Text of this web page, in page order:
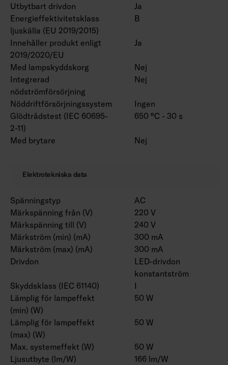
För produkten 4338618 i produktserien finns
ett EPD-dokument tillgängligt.
Ljusflödespaket är tillgängliga på
projektspecifik basis. Olika längder kan
anpassas efter dina behov. Armaturen finns
med olika linsalternativ. RAL Classic-färger för
höljet finns att beställa. Färgtemperatur 3000
K och CRI > 90 / Ra > 90 och projektspecifika
installationsmetoden. Versioner med
rampfästen.
Utbytbart drivdon
Ja
Energieffektivitetsklass
ljuskälla (EU 2019/2015)
B
Innehåller produkt enligt
2019/2020/EU
Ja
Med lampskyddskorg
Nej
Integrerad
nödströmförsörjning
Nej
Nöddriftförsörjningssystem
Ingen
Glödtrådstest (IEC 60695-
2-11)
650 °C - 30 s
Med brytare Nej
Elektrotekniska data
Spänningstyp
AC
Märkspänning från (V)
220 V
Märkspänning till (V)
240 V
Märkström (min) (mA)
300 mA
Märkström (max) (mA)
300 mA
Drivdon
LED-drivdon
konstantström
Skyddsklass (IEC 61140)
I
Lämplig för lampeffekt
(min) (W)
50 W
Lämplig för lampeffekt
(max) (W)
50 W
Max. systemeffekt (W)
50 W
Ljusutbyte (lm/W)
166 lm/W